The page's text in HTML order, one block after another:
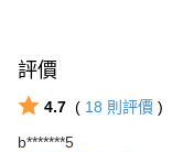
評價
4.7 ( 18 則評價 )
b*******5